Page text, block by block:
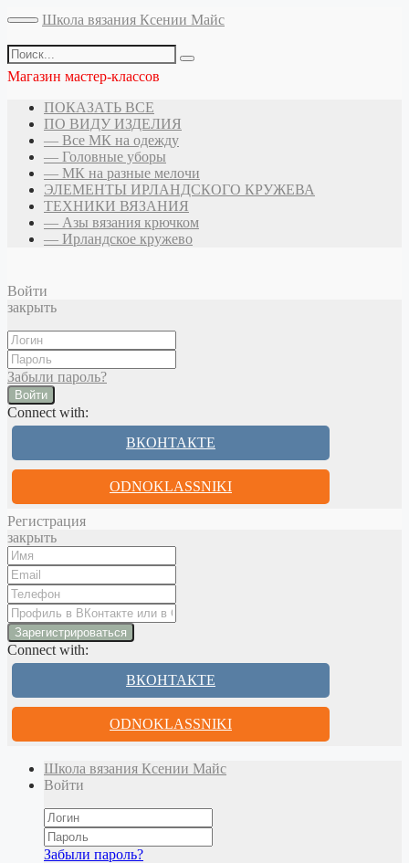
Школа вязания Ксении Майс
Магазин мастер-классов
ПОКАЗАТЬ ВСЕ
ПО ВИДУ ИЗДЕЛИЯ
— Все МК на одежду
— Головные уборы
— МК на разные мелочи
ЭЛЕМЕНТЫ ИРЛАНДСКОГО КРУЖЕВА
ТЕХНИКИ ВЯЗАНИЯ
— Азы вязания крючком
— Ирландское кружево
Войти
закрыть
Забыли пароль?
Войти
Connect with:
ВКОНТАКТЕ
ODNOKLASSNIKI
Регистрация
закрыть
Connect with:
ВКОНТАКТЕ
ODNOKLASSNIKI
Школа вязания Ксении Майс
Войти
Забыли пароль?